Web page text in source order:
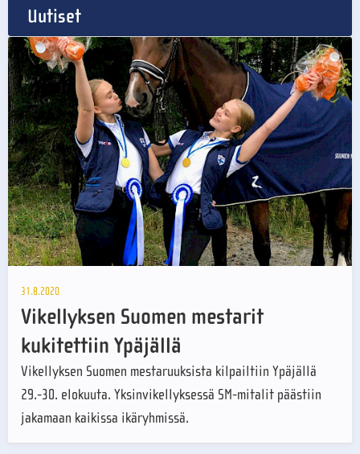
Uutiset
31.8.2020
Vikellyksen Suomen mestarit
kukitettiin Ypäjällä
Vikellyksen Suomen mestaruuksista kilpailtiin Ypäjällä
29.-30. elokuuta. Yksinvikellyksessä SM-mitalit päästiin
jakamaan kaikissa ikäryhmissä.